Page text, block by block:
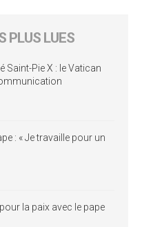
PLUS LUES
Saint-Pie X : le Vatican
: « Je travaille pour un
la paix avec le pape